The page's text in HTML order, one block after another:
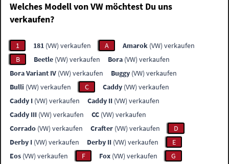
Welches Modell von VW möchtest Du uns
verkaufen?
1 181 (VW) verkaufen A Amarok (VW) verkaufen
B
Beetle (VW) verkaufen Bora (VW) verkaufen
Bora Variant IV (VW) verkaufen Buggy (VW) verkaufen
Bulli (VW) verkaufen C Caddy (VW) verkaufen
Caddy I (VW) verkaufen Caddy II (VW) verkaufen
Caddy III (VW) verkaufen CC (VW) verkaufen
Corrado (VW) verkaufen Crafter (VW) verkaufen
D
Derby I (VW) verkaufen Derby II (VW) verkaufen
E
Eos (VW) verkaufen F Fox (VW) verkaufen G